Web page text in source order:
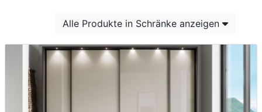
Alle Produkte in Schränke anzeigen
Finanzierung
Markenwelt